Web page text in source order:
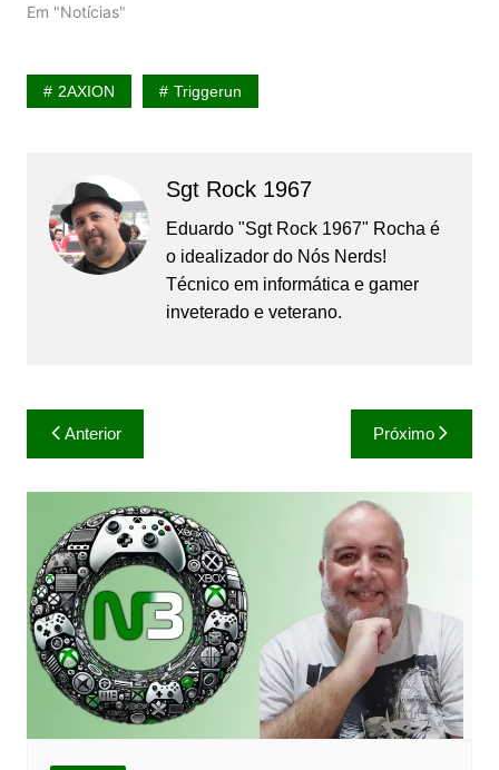
Em "Notícias"
2AXION Triggerun
Sgt Rock 1967
Eduardo "Sgt Rock 1967" Rocha é
o idealizador do Nós Nerds!
Técnico em informática e gamer
inveterado e veterano.
Navegação
de
Post
Anterior Próximo